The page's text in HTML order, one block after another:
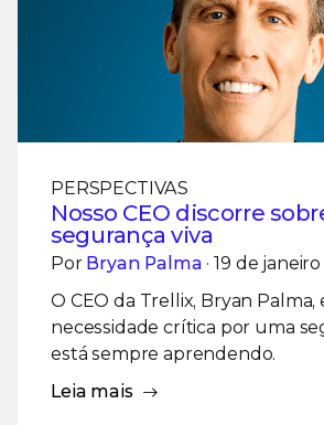
PERSPECTIVAS
Nosso CEO discorre
segurança viva
Por Bryan Palma · 19 de
O CEO da Trellix, Bryan Palma,
necessidade crítica por uma
está sempre aprendendo.
Leia mais